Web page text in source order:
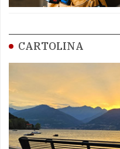
CARTOLINA